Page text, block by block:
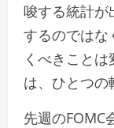
唆する統計が
するのではな
くべきこと
は、ひとつの
先週のFOMC